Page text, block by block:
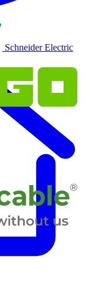
Schneider Electric